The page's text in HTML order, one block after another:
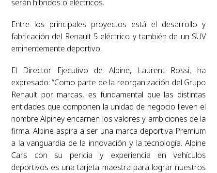
serán híbridos o eléctricos.
Entre los principales proyectos está el desarrollo y
fabricación del Renault 5 eléctrico y también de un SUV
eminentemente deportivo.
El Director Ejecutivo de Alpine, Laurent Rossi, ha
expresado: “Como parte de la reorganización del Grupo
Renault por marcas, es fundamental que las distintas
entidades que componen la unidad de negocio lleven el
nombre Alpiney encarnen los valores y ambiciones de la
firma. Alpine aspira a ser una marca deportiva Premium
a la vanguardia de la innovación y la tecnología. Alpine
Cars con su pericia y experiencia en vehículos
deportivos es una tarjeta maestra para lograr nuestros